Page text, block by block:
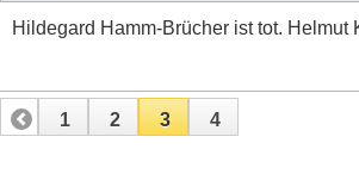
Hildegard Hamm-Brücher ist tot. Helmut
1 2 3 4